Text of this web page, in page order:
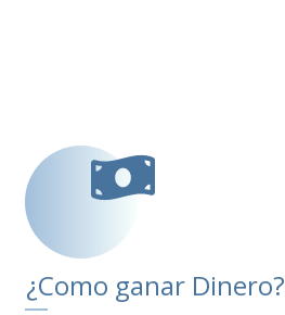
¿Como ganar Dinero?